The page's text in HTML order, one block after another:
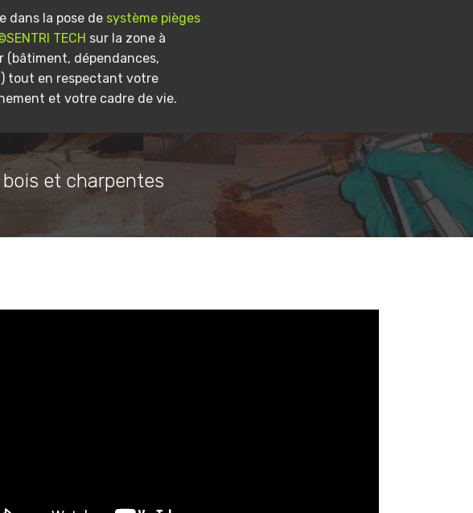
dans la pose de système pièges
TECH sur la zone à
(bâtiment, dépendances,
tout en respectant votre
et votre cadre de vie.
et charpentes